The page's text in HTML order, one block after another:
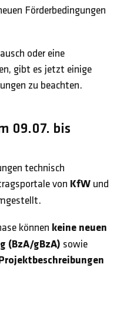
Förderbedingungen
oder eine
gibt es jetzt einige
zu beachten.
09.07. bis
technisch
von KfW und
können keine neuen
(BzA/gBzA) sowie